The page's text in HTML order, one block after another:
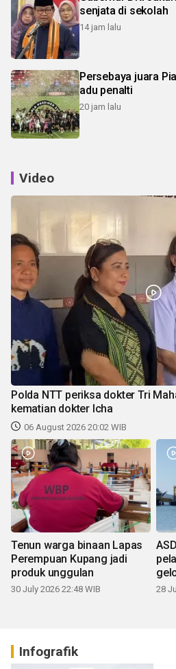
senjata di sekolah
14 jam lalu
Persebaya juara
adu penalti
20 jam lalu
Video
Polda NTT periksa dokter Tri
kematian dokter Icha
06 August 2026 20:02 WIB
Tenun warga binaan Lapas
Perempuan Kupang jadi
produk unggulan
30 July 2026 22:48 WIB 28
Infografik